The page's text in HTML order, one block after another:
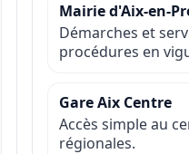
Mairie d'Aix-en-
Démarches et
procédures en
Gare Aix Centre
Accès simple au
régionales.